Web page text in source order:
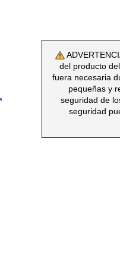
del producto
fuera necesaria
pequeñas y
seguridad de
seguridad